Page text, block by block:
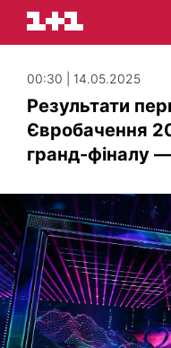
00:30 | 14.05.2025
Результати
Євробачення
гранд-фіналу